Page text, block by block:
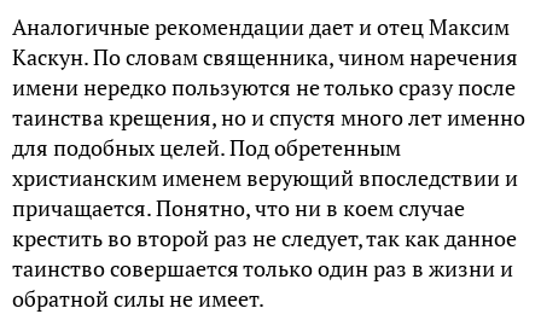
Аналогичные рекомендации дает и отец Максим
Каскун. По словам священника, чином наречения
имени нередко пользуются не только сразу после
таинства крещения, но и спустя много лет именно
для подобных целей. Под обретенным
христианским именем верующий впоследствии и
причащается. Понятно, что ни в коем случае
крестить во второй раз не следует, так как данное
таинство совершается только один раз в жизни и
обратной силы не имеет.